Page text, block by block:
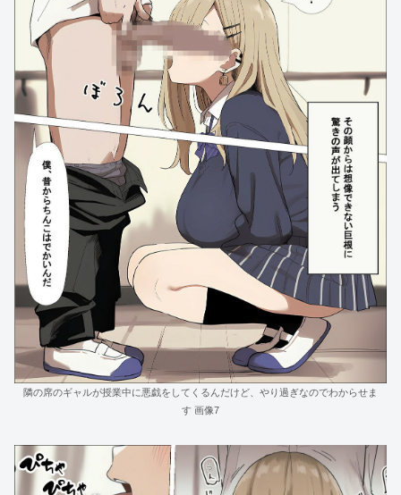
隣の席のギャルが授業中に悪戯をしてくるんだけど、やり過ぎなのでわからせま
す 画像7